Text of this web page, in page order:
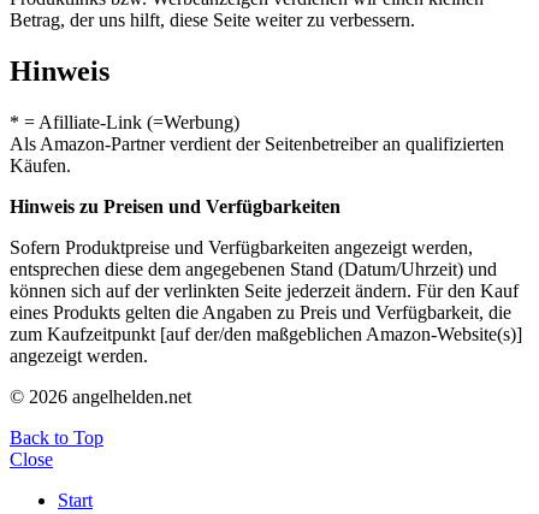
Betrag, der uns hilft, diese Seite weiter zu verbessern.
Hinweis
* = Afilliate-Link (=Werbung)
Als Amazon-Partner verdient der Seitenbetreiber an qualifizierten
Käufen.
Hinweis zu Preisen und Verfügbarkeiten
Sofern Produktpreise und Verfügbarkeiten angezeigt werden,
entsprechen diese dem angegebenen Stand (Datum/Uhrzeit) und
können sich auf der verlinkten Seite jederzeit ändern. Für den Kauf
eines Produkts gelten die Angaben zu Preis und Verfügbarkeit, die
zum Kaufzeitpunkt [auf der/den maßgeblichen Amazon-Website(s)]
angezeigt werden.
© 2026 angelhelden.net
Back to Top
Close
Start